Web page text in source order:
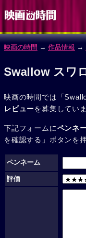
映画の時間 → 作品情報 →
Swallow スワ
映画の時間では「
レビューを募集していま
下記フォームにペンネ
を確認する」ボタンを
ペンネーム
評価